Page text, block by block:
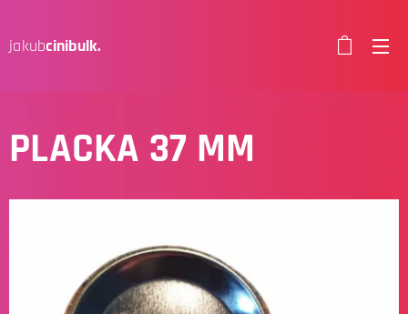
jakubcinibulk.
PLACKA 37 MM